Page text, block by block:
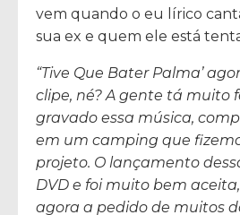
vem quando o eu lírico
sua ex e quem ele está
“Tive Que Bater Palma’
clipe, né? A gente tá muito
gravado essa música,
em um camping que
projeto. O lançamento
DVD e foi muito bem
agora a pedido de muitos